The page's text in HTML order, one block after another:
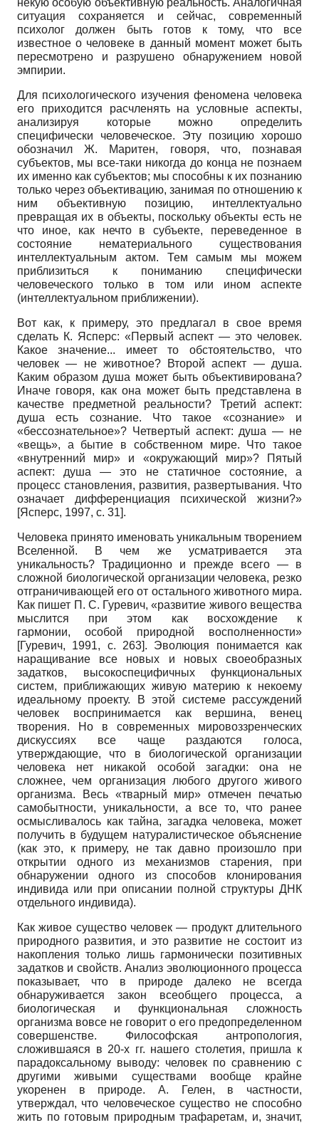
ситуация сохраняется и сейчас, современный
психолог должен быть готов к тому, что все
известное о человеке в данный момент может быть
пересмотрено и разрушено обнаружением новой
эмпирии.
Для психологического изучения феномена человека
его приходится расчленять на условные аспекты,
анализируя которые можно определить
специфически человеческое. Эту позицию хорошо
обозначил Ж. Маритен, говоря, что, познавая
субъектов, мы все-таки никогда до конца не познаем
их именно как субъектов; мы способны к их познанию
только через объективацию, занимая по отношению к
ним объективную позицию, интеллектуально
превращая их в объекты, поскольку объекты есть не
что иное, как нечто в субъекте, переведенное в
состояние нематериального существования
интеллектуальным актом. Тем самым мы можем
приблизиться к пониманию специфически
человеческого только в том или ином аспекте
(интеллектуальном приближении).
Вот как, к примеру, это предлагал в свое время
сделать К. Ясперс: «Первый аспект — это человек.
Какое значение... имеет то обстоятельство, что
человек — не животное? Второй аспект — душа.
Каким образом душа может быть объективирована?
Иначе говоря, как она может быть представлена в
качестве предметной реальности? Третий аспект:
душа есть сознание. Что такое «сознание» и
«бессознательное»? Четвертый аспект: душа — не
«вещь», а бытие в собственном мире. Что такое
«внутренний мир» и «окружающий мир»? Пятый
аспект: душа — это не статичное состояние, а
процесс становления, развития, развертывания. Что
означает дифференциация психической жизни?»
[Ясперс, 1997, с. 31].
Человека принято именовать уникальным творением
Вселенной. В чем же усматривается эта
уникальность? Традиционно и прежде всего — в
сложной биологической организации человека, резко
отграничивающей его от остального животного мира.
Как пишет П. С. Гуревич, «развитие живого вещества
мыслится при этом как восхождение к
гармонии, особой природной восполненности»
[Гуревич, 1991, с. 263]. Эволюция понимается как
наращивание все новых и новых своеобразных
задатков, высокоспецифичных функциональных
систем, приближающих живую материю к некоему
идеальному проекту. В этой системе рассуждений
человек воспринимается как вершина, венец
творения. Но в современных мировоззренческих
дискуссиях все чаще раздаются голоса,
утверждающие, что в биологической организации
человека нет никакой особой загадки: она не
сложнее, чем организация любого другого живого
организма. Весь «тварный мир» отмечен печатью
самобытности, уникальности, а все то, что ранее
осмысливалось как тайна, загадка человека, может
получить в будущем натуралистическое объяснение
(как это, к примеру, не так давно произошло при
открытии одного из механизмов старения, при
обнаружении одного из способов клонирования
индивида или при описании полной структуры ДНК
отдельного индивида).
Как живое существо человек — продукт длительного
природного развития, и это развитие не состоит из
накопления только лишь гармонически позитивных
задатков и свойств. Анализ эволюционного процесса
показывает, что в природе далеко не всегда
обнаруживается закон всеобщего процесса, а
биологическая и функциональная сложность
организма вовсе не говорит о его предопределенном
совершенстве. Философская антропология,
сложившаяся в 20-х гг. нашего столетия, пришла к
парадоксальному выводу: человек по сравнению с
другими живыми существами вообще крайне
укоренен в природе. А. Гелен, в частности,
утверждал, что человеческое существо не способно
жить по готовым природным трафаретам, и, значит,